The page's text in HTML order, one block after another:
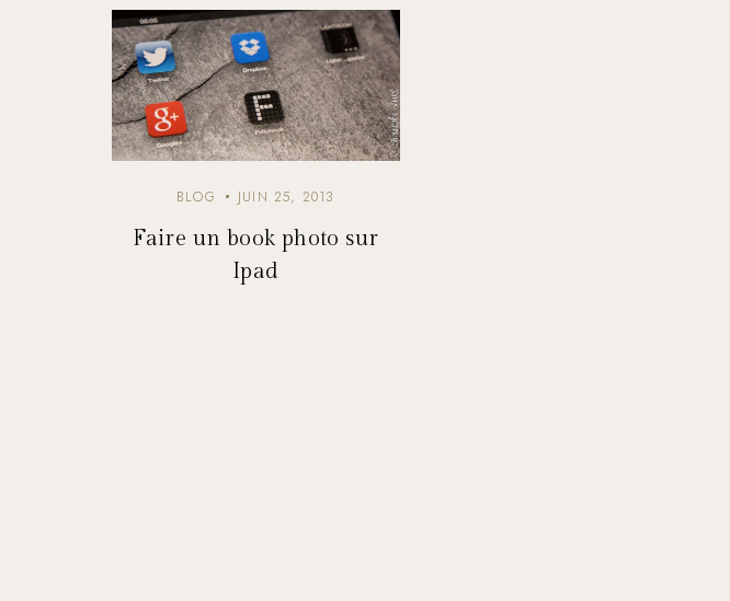
BLOG JUIN 25, 2013
Faire un book photo sur
Ipad